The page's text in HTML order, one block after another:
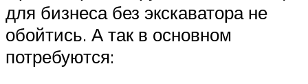
для бизнеса без экскаватора не
обойтись. А так в основном
потребуются: